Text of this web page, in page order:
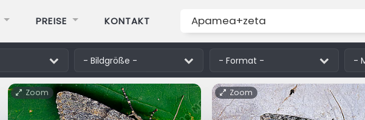
PREISE KONTAKT
Zoom Zoom